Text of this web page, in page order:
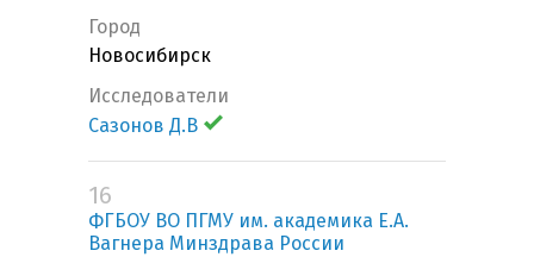
Город
Новосибирск
Исследователи
Сазонов Д.В
16
ФГБОУ ВО ПГМУ им. академика Е.А.
Вагнера Минздрава России